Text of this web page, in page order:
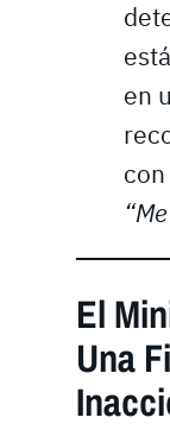
en
El
Una